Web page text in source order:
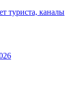
туриста, каналы